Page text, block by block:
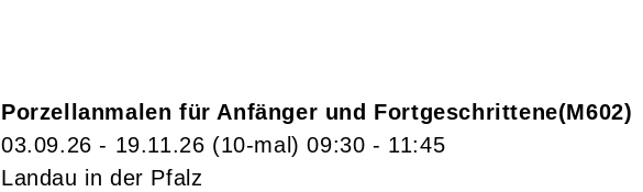
Porzellanmalen für Anfänger und Fortgeschrittene M602
03.09.26 - 19.11.26 (10-mal)09:30 - 11:45
Landau in der Pfalz